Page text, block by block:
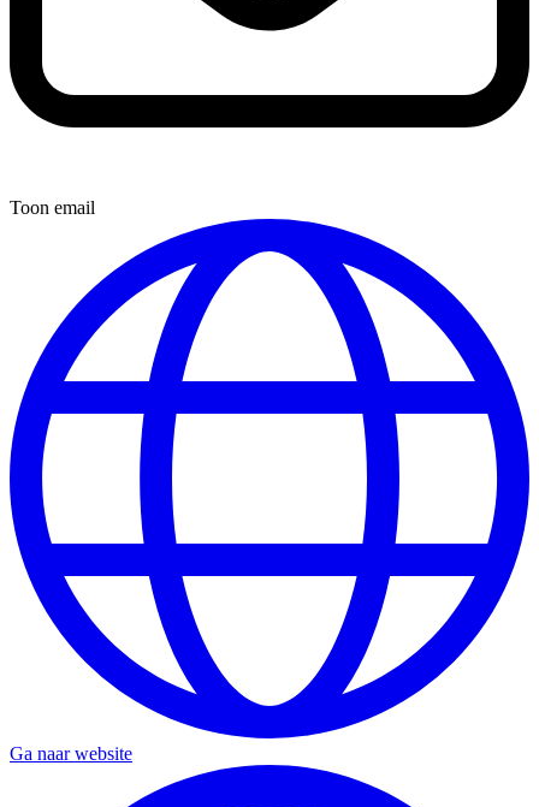
Toon email
Ga naar website